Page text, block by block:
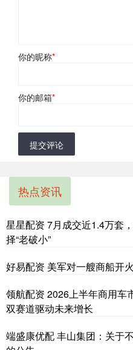
你的昵称*
你的邮箱*
提交评论
热点资讯
星星配资 7月成交近1.4万套
择“老破小”
好易配资 美军对一艘商船开
领航配资 2026上半年商用车
双赛道驱动未来增长
端盛康优配 丰山集团：关于